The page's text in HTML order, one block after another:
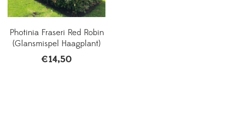
Photinia Fraseri Red Robin
(Glansmispel Haagplant)
€14,50